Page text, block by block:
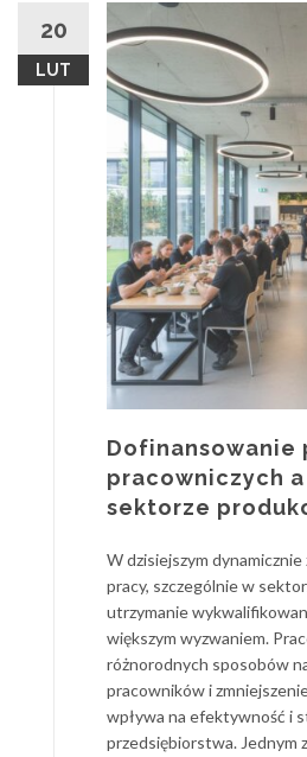
20
LUT
Dofinansowanie
pracowniczych
sektorze
W dzisiejszym
pracy, szczególnie w
utrzymanie
większym wyzwaniem.
różnorodnych sposobów
pracowników i
wpływa na efektywność i
przedsiębiorstwa. Jednym